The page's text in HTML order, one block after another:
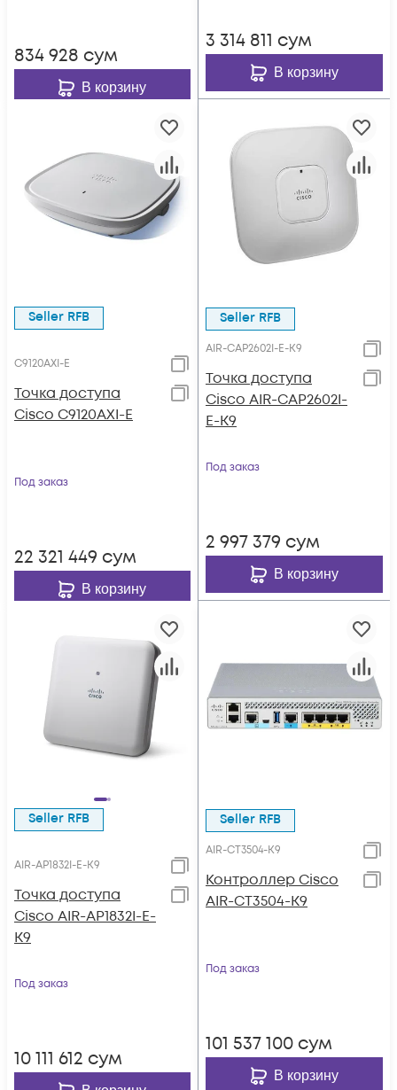
834 928 сум
В корзину
3 314 811 сум
В корзину
Seller RFB
C9120AXI-E
Точка доступа
Cisco C9120AXI-E
Под заказ
22 321 449 сум
В корзину
Seller RFB
AIR-CAP2602I-E-K9
Точка доступа
Cisco AIR-CAP2602I-
E-K9
Под заказ
2 997 379 сум
В корзину
Seller RFB
AIR-AP1832I-E-K9
Точка доступа
Cisco AIR-AP1832I-E-
K9
Под заказ
10 111 612 сум
Seller RFB
AIR-CT3504-K9
Контроллер Cisco
AIR-CT3504-K9
Под заказ
101 537 100 сум
В корзину